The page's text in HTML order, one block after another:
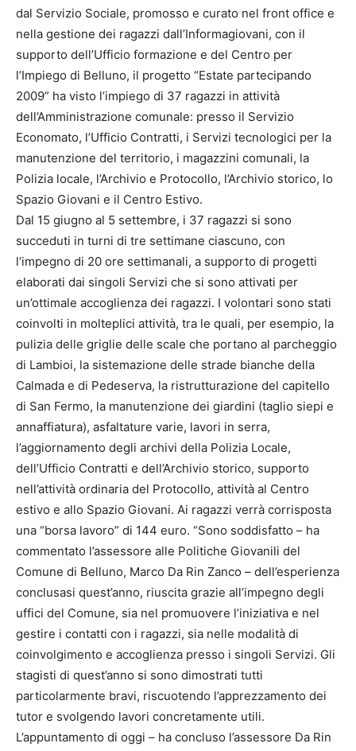
dal Servizio Sociale, promosso e curato nel front office e
nella gestione dei ragazzi dall’Informagiovani, con il
supporto dell’Ufficio formazione e del Centro per
l’Impiego di Belluno, il progetto “Estate partecipando
2009” ha visto l’impiego di 37 ragazzi in attività
dell’Amministrazione comunale: presso il Servizio
Economato, l’Ufficio Contratti, i Servizi tecnologici per la
manutenzione del territorio, i magazzini comunali, la
Polizia locale, l’Archivio e Protocollo, l’Archivio storico, lo
Spazio Giovani e il Centro Estivo.
Dal 15 giugno al 5 settembre, i 37 ragazzi si sono
succeduti in turni di tre settimane ciascuno, con
l’impegno di 20 ore settimanali, a supporto di progetti
elaborati dai singoli Servizi che si sono attivati per
un’ottimale accoglienza dei ragazzi. I volontari sono stati
coinvolti in molteplici attività, tra le quali, per esempio, la
pulizia delle griglie delle scale che portano al parcheggio
di Lambioi, la sistemazione delle strade bianche della
Calmada e di Pedeserva, la ristrutturazione del capitello
di San Fermo, la manutenzione dei giardini (taglio siepi e
annaffiatura), asfaltature varie, lavori in serra,
l’aggiornamento degli archivi della Polizia Locale,
dell’Ufficio Contratti e dell’Archivio storico, supporto
nell’attività ordinaria del Protocollo, attività al Centro
estivo e allo Spazio Giovani. Ai ragazzi verrà corrisposta
una “borsa lavoro” di 144 euro. “Sono soddisfatto – ha
commentato l’assessore alle Politiche Giovanili del
Comune di Belluno, Marco Da Rin Zanco – dell’esperienza
conclusasi quest’anno, riuscita grazie all’impegno degli
uffici del Comune, sia nel promuovere l’iniziativa e nel
gestire i contatti con i ragazzi, sia nelle modalità di
coinvolgimento e accoglienza presso i singoli Servizi. Gli
stagisti di quest’anno si sono dimostrati tutti
particolarmente bravi, riscuotendo l’apprezzamento dei
tutor e svolgendo lavori concretamente utili.
L’appuntamento di oggi – ha concluso l’assessore Da Rin